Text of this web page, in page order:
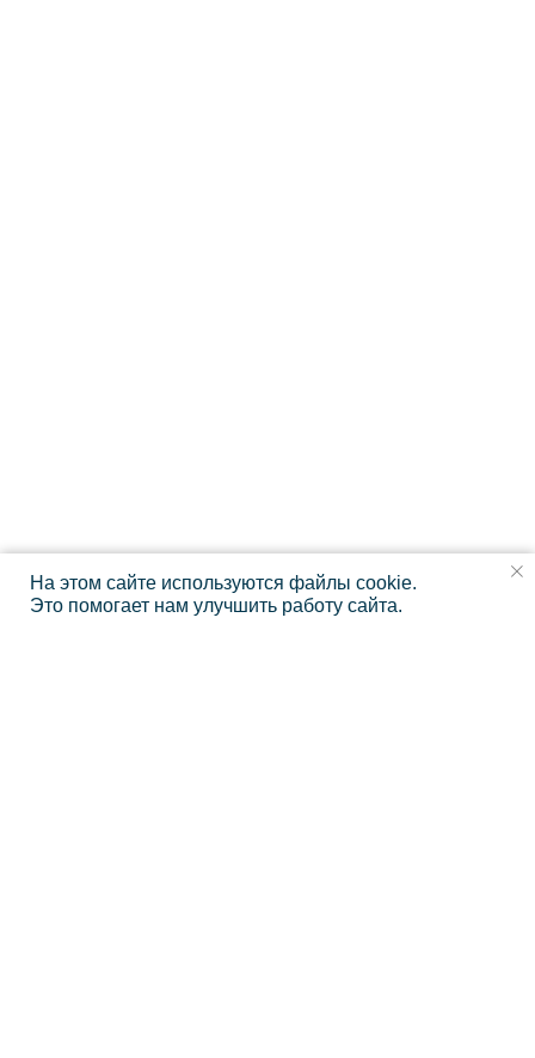
На этом сайте используются файлы cookie.
Это помогает нам улучшить работу сайта.